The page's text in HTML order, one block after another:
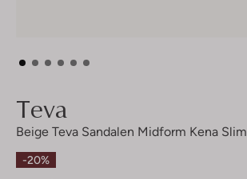
Teva
Beige Teva Sandalen Midform Kena Slim
-20%